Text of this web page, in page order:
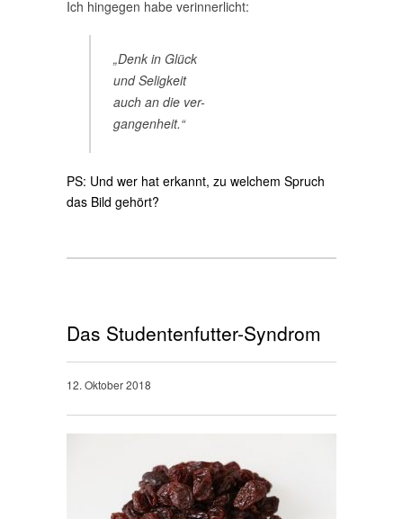
Ich hingegen habe verinnerlicht:
„Denk in Glück
und Seligkeit
auch an die ver-
gangenheit.“
PS: Und wer hat erkannt, zu welchem Spruch
das Bild gehört?
Das Studentenfutter-Syndrom
12. Oktober 2018